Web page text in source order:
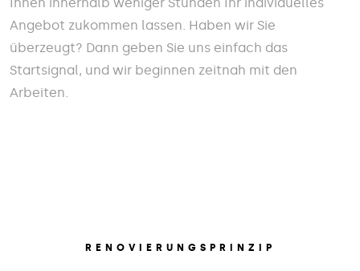
Ihnen innerhalb weniger Stunden Ihr individuelles
Angebot zukommen lassen. Haben wir Sie
überzeugt? Dann geben Sie uns einfach das
Startsignal, und wir beginnen zeitnah mit den
Arbeiten.
RENOVIERUNGSPRINZIP